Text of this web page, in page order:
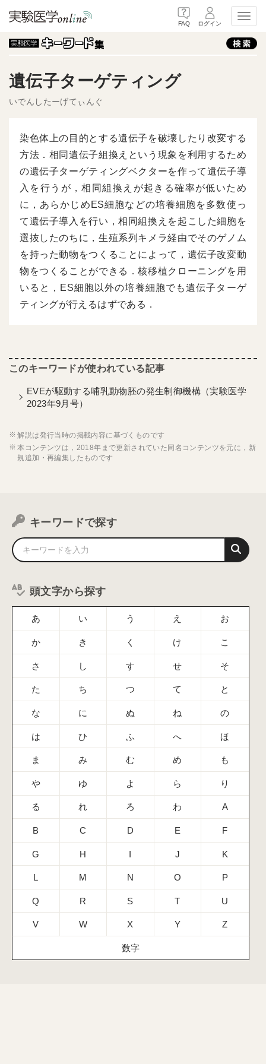
FAQ ログイン
遺伝子ターゲティング
いでんしたーげてぃんぐ
染色体上の目的とする遺伝子を破壊したり改変する
方法．相同遺伝子組換えという現象を利用するため
の遺伝子ターゲティングベクターを作って遺伝子導
入を行うが，相同組換えが起きる確率が低いため
に，あらかじめES細胞などの培養細胞を多数使っ
て遺伝子導入を行い，相同組換えを起こした細胞を
選抜したのちに，生殖系列キメラ経由でそのゲノム
を持った動物をつくることによって，遺伝子改変動
物をつくることができる．核移植クローニングを用
いると，ES細胞以外の培養細胞でも遺伝子ターゲ
ティングが行えるはずである．
EVEが駆動する哺乳動物胚の発生制御機構（実験医学
2023年9月号）
解説は発行当時の掲載内容に基づくものです
本コンテンツは，2018年まで更新されていた同名コンテンツを元に，新
規追加・再編集したものです
キーワードで探す
頭文字から探す
あ い う え お
か き く け こ
さ し す せ そ
た ち つ て と
な に ぬ ね の
は ひ ふ へ ほ
ま み む め も
や ゆ よ ら り
る れ ろ わ A
B C D E F
G H I J K
L M N O P
Q R S T U
V W X Y Z
数字